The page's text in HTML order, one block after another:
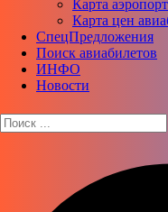
Карта
Карта цен
CпецПредложения
Поиск авиабилетов
ИНФО
Новости